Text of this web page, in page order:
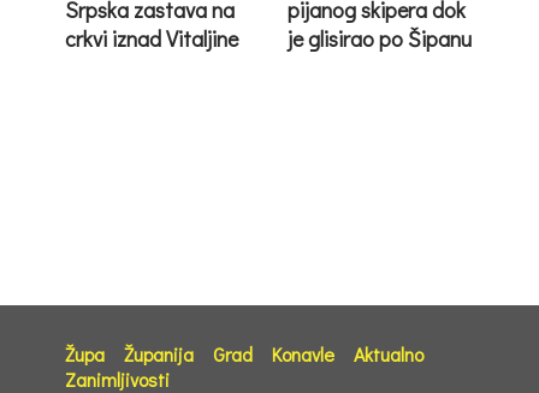
Srpska zastava na
crkvi iznad Vitaljine
pijanog skipera dok
je glisirao po Šipanu
Župa Županija Grad Konavle
Aktualno
Zanimljivosti